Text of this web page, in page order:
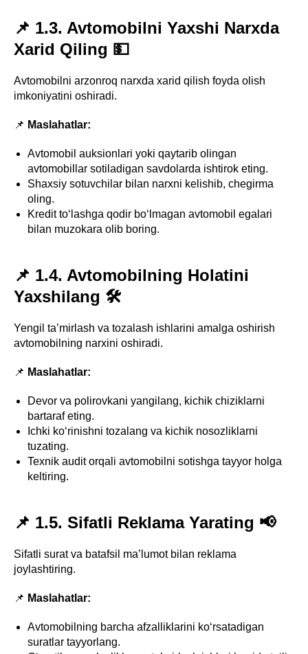
📌 1.3. Avtomobilni Yaxshi Narxda
Xarid Qiling 💵
Avtomobilni arzonroq narxda xarid qilish foyda olish
imkoniyatini oshiradi.
📌 Maslahatlar:
Avtomobil auksionlari yoki qaytarib olingan
avtomobillar sotiladigan savdolarda ishtirok eting.
Shaxsiy sotuvchilar bilan narxni kelishib, chegirma
oling.
Kredit to‘lashga qodir bo‘lmagan avtomobil egalari
bilan muzokara olib boring.
📌 1.4. Avtomobilning Holatini
Yaxshilang 🛠️
Yengil ta’mirlash va tozalash ishlarini amalga oshirish
avtomobilning narxini oshiradi.
📌 Maslahatlar:
Devor va polirovkani yangilang, kichik chiziklarni
bartaraf eting.
Ichki ko‘rinishni tozalang va kichik nosozliklarni
tuzating.
Texnik audit orqali avtomobilni sotishga tayyor holga
keltiring.
📌 1.5. Sifatli Reklama Yarating 📢
Sifatli surat va batafsil ma’lumot bilan reklama
joylashtiring.
📌 Maslahatlar:
Avtomobilning barcha afzalliklarini ko‘rsatadigan
suratlar tayyorlang.